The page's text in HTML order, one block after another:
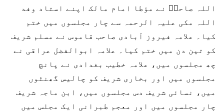
اللہ صاحبؒ نے مؤطا امام مالک اپنے استاد وفد
اللہ مکی علیہ الرحمہ سے چار مجلسوں میں ختم
کیا۔ علامہ فیروز آبادی صاحب قاموس نے مسلم شریف
کو تین دن میں ختم کیا۔ علامہ ابوالفضل عراقی نے
چھ مجلسوں میں، علامہ خطیب بغدادی نے پانچ
مجلسوں میں اور بخاری شریف کو چالیس گھنٹوں
میں، نسائی شریف دس مجلسوں میں، ابن ماجہ شریف
چار مجلسوں میں اور معجم طبرانی ایک مجلس میں